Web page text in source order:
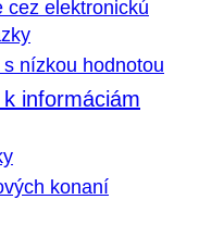
cez elektronickú
nízkou hodnotou
informáciám
konaní